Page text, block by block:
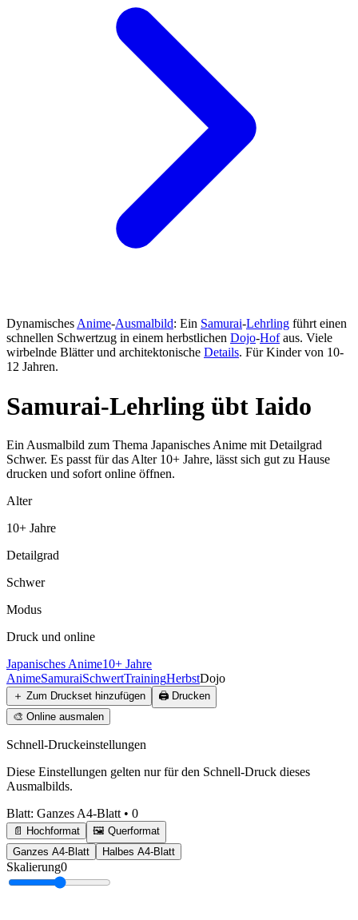
Dynamisches Anime-Ausmalbild: Ein Samurai-Lehrling führt einen
schnellen Schwertzug in einem herbstlichen Dojo-Hofaus. Viele
wirbelnde Blätter und architektonische Details. Für Kinder von 10-
12 Jahren.
Samurai-Lehrling übt Iaido
Ein Ausmalbild zum Thema Japanisches Anime mit Detailgrad
Schwer. Es passt für das Alter 10+ Jahre, lässt sich gut zu Hause
drucken und sofort online öffnen.
Alter
10+ Jahre
Detailgrad
Schwer
Modus
Druck und online
Japanisches Anime10+ Jahre
AnimeSamuraiSchwertTrainingHerbstDojo
＋ Zum Druckset hinzufügen 🖨️ Drucken
🎨 Online ausmalen
Schnell-Druckeinstellungen
Diese Einstellungen gelten nur für den Schnell-Druck dieses
Ausmalbilds.
Blatt: Ganzes A4-Blatt • 0
📄 Hochformat
🖼️ Querformat
Ganzes A4-Blatt
Halbes A4-Blatt
Skalierung0